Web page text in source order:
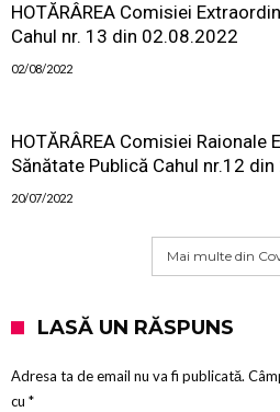
HOTĂRÂREA Comisiei
Cahul nr. 13 din 02.08.2022
02/08/2022
HOTĂRÂREA Comisiei Raionale
Sănătate Publică Cahul nr.12
20/07/2022
Mai multe din
LASĂ UN RĂSPUNS
Adresa ta de email nu va fi publicată.
cu *